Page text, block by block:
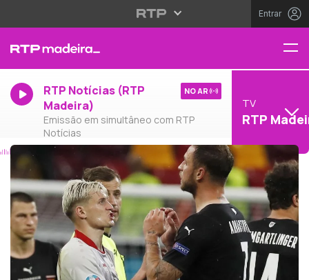
Entrar
RTP Notícias (RTP
Madeira)
Emissão em simultâneo com RTP
Notícias
NO AR
TV
RTP